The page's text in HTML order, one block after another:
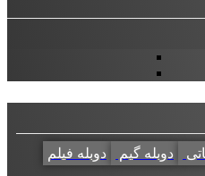
دوبله گیم دوبله فیلم